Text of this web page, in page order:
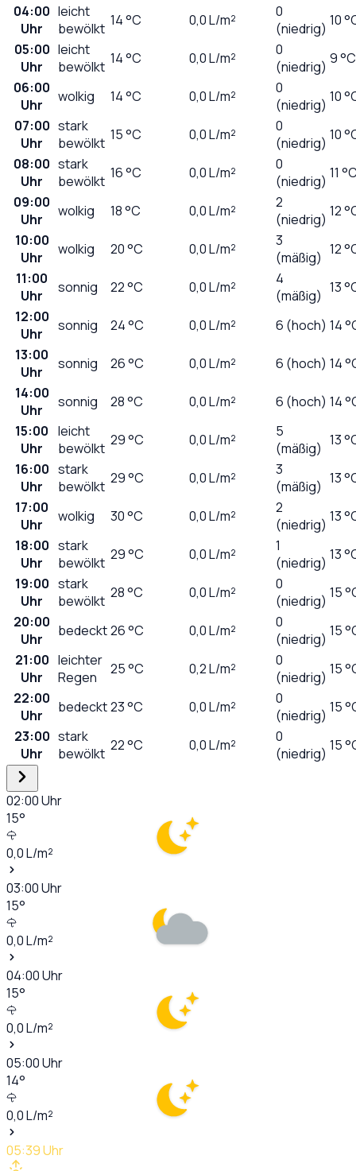
04:00
Uhr
leicht
bewölkt 14°C 0,0L/m²
0
(niedrig) 10
05:00
Uhr
leicht
bewölkt 14°C 0,0L/m²
0
(niedrig) 9 °C
06:00
Uhr
wolkig 14°C 0,0L/m²
0
(niedrig) 10
07:00
Uhr
stark
bewölkt 15°C 0,0L/m²
0
(niedrig) 10
08:00
Uhr
stark
bewölkt 16°C 0,0L/m²
0
(niedrig) 11
09:00
Uhr
wolkig 18°C 0,0L/m²
2
(niedrig) 12
10:00
Uhr
wolkig 20°C 0,0L/m²
3
(mäßig) 12
11:00
Uhr
sonnig 22°C 0,0L/m²
4
(mäßig) 13
12:00
Uhr
sonnig 24°C 0,0L/m² 6 (hoch) 14
13:00
Uhr
sonnig 26°C 0,0L/m² 6 (hoch) 14
14:00
Uhr
sonnig 28°C 0,0L/m² 6 (hoch) 14
15:00
Uhr
leicht
bewölkt 29°C 0,0L/m²
5
(mäßig) 13
16:00
Uhr
stark
bewölkt 29°C 0,0L/m²
3
(mäßig) 13
17:00
Uhr
wolkig 30°C 0,0L/m²
2
(niedrig) 13
18:00
Uhr
stark
bewölkt 29°C 0,0L/m²
1
(niedrig) 13
19:00
Uhr
stark
bewölkt 28°C 0,0L/m²
0
(niedrig) 15
20:00
Uhr
bedeckt26°C 0,0L/m²
0
(niedrig) 15
21:00
Uhr
leichter
Regen
25°C 0,2L/m²
0
(niedrig) 15
22:00
Uhr
bedeckt23°C 0,0L/m²
0
(niedrig) 15
23:00
Uhr
stark
bewölkt 22°C 0,0L/m²
0
(niedrig) 15
02:00Uhr
15°
0,0L/m²
03:00Uhr
15°
0,0L/m²
04:00Uhr
15°
0,0L/m²
05:00Uhr
14°
0,0L/m²
05:39Uhr